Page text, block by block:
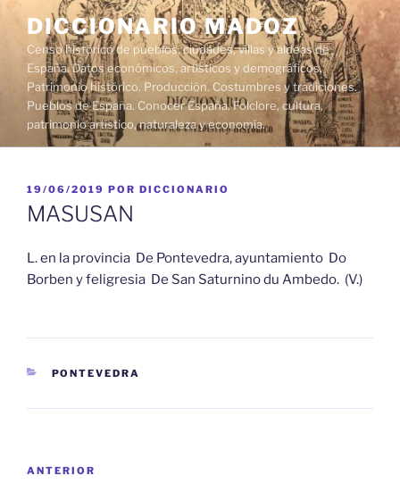
contenido
DICCIONARIO MADOZ
Censo histórico de pueblos, ciudades, villas y aldeas de
España. Datos económicos, artísticos y demográficos.
Patrimonio histórico. Producción. Costumbres y tradiciones.
Pueblos de España. Conocer España. Folclore, cultura,
patrimonio artístico, naturaleza y economía.
PUBLICADO
EL
19/06/2019 POR DICCIONARIO
MASUSAN
L. en la provincia De Pontevedra, ayuntamiento Do
Borben y feligresia De San Saturnino du Ambedo. (V.)
CATEGORÍAS
PONTEVEDRA
Entrada
ANTERIOR